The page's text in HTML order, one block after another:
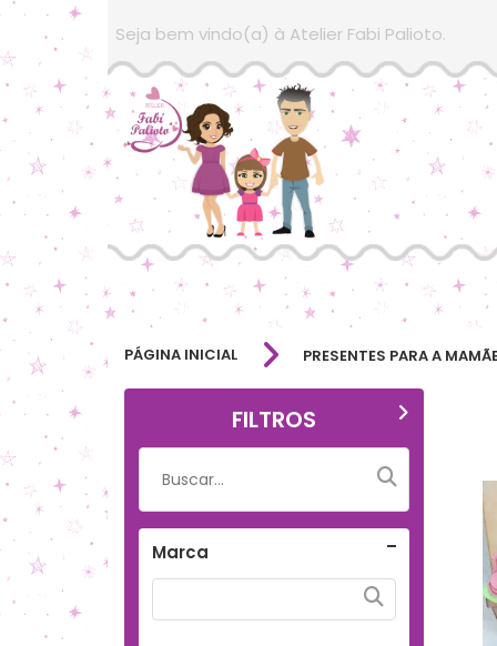
Seja bem vindo(a) à Atelier Fabi Palioto.
PÁGINA INICIAL PRESENTES PARA A
FILTROS
Marca